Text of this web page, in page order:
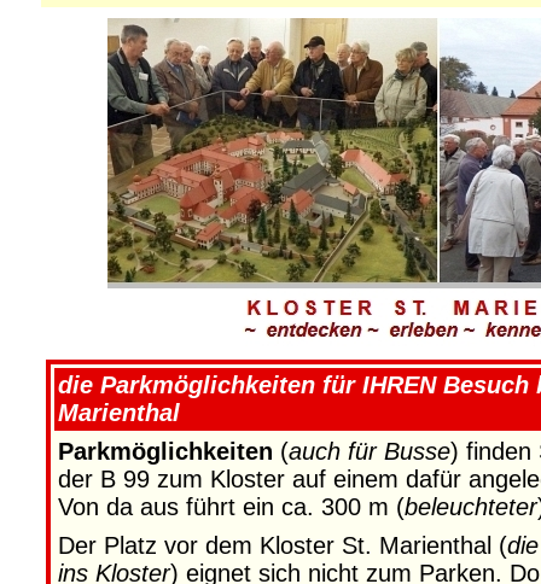
die Parkmöglichkeiten für IHREN Besuch
Marienthal
Parkmöglichkeiten (auch für Busse) finden
der B 99 zum Kloster auf einem dafür
Von da aus führt ein ca. 300 m (beleuchteter
Der Platz vor dem Kloster St. Marienthal (
ins Kloster) eignet sich nicht zum Parken.